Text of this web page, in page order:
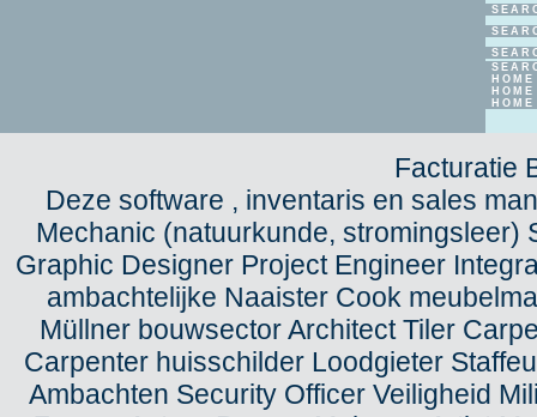
Facturatie
Deze software , inventaris en sales
Mechanic (natuurkunde, stromingsleer)
Graphic Designer Project Engineer
ambachtelijke Naaister Cook
Müllner bouwsector Architect Tiler
Carpenter huisschilder Loodgieter
Ambachten Security Officer Veiligheid